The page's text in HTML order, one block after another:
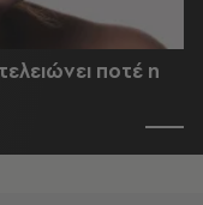
ποτέ η